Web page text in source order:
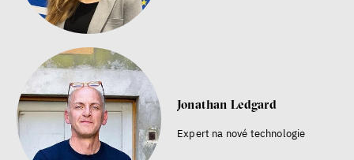
Jonathan Ledgard
Expert na nové technologie